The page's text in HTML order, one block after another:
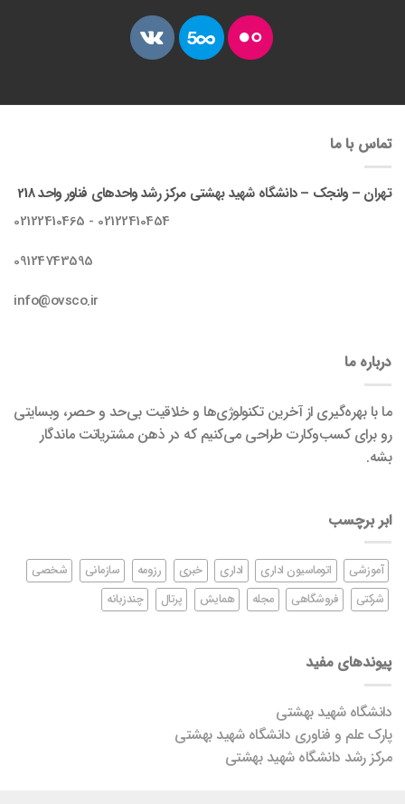
تماس با ما
تهران – ولنجک – دانشگاه شهید بهشتی مرکز رشد واحدهای فناور واحد 218
02122410454 - 02122410465
09124743595
info@ovsco.ir
درباره ما
ما با بهره‌گیری از آخرین تکنولوژی‌ها و خلاقیت بی‌حد و حصر، وبسایتی
رو برای کسب‌وکارت طراحی می‌کنیم که در ذهن مشتریاتت ماندگار
بشه.
ابر برچسب
آموزشی اتوماسیون اداری اداری خبری رزومه سازمانی
شخصی
شرکتی
فروشگاهی مجله همایش پرتال چندزبانه
پیوندهای مفید
دانشگاه شهید بهشتی
پارک علم و فناوری دانشگاه شهید بهشتی
مرکز رشد دانشگاه شهید بهشتی